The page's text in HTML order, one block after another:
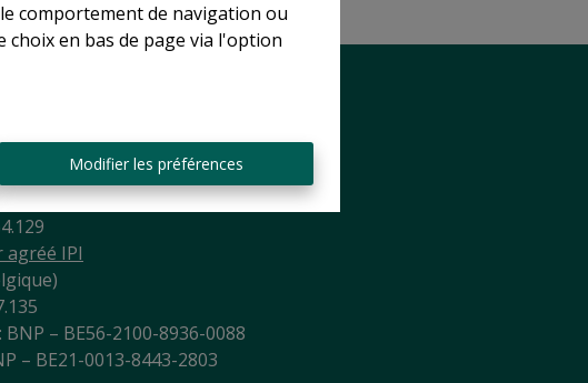
comportement de navigation ou
en bas de page via l'option
Modifier les préférences
IPI
– BE56-2100-8936-0088
– BE21-0013-8443-2803